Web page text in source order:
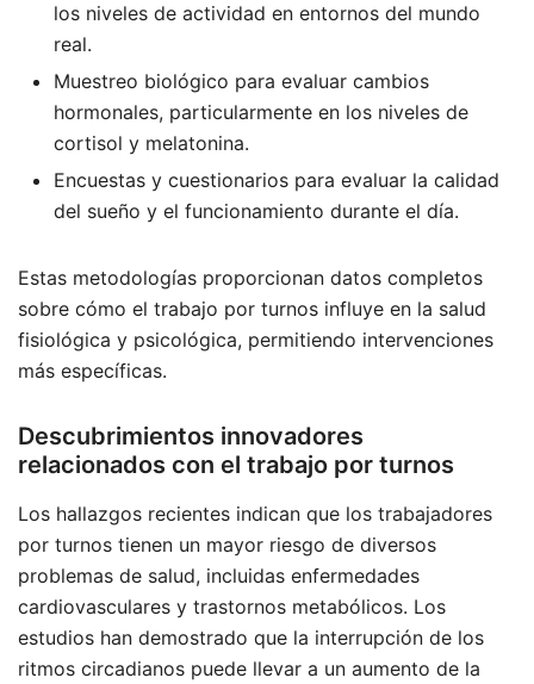
los niveles de actividad en entornos del mundo
real.
Muestreo biológico para evaluar cambios
hormonales, particularmente en los niveles de
cortisol y melatonina.
Encuestas y cuestionarios para evaluar la calidad
del sueño y el funcionamiento durante el día.
Estas metodologías proporcionan datos completos
sobre cómo el trabajo por turnos influye en la salud
fisiológica y psicológica, permitiendo intervenciones
más específicas.
Descubrimientos innovadores
relacionados con el trabajo por turnos
Los hallazgos recientes indican que los trabajadores
por turnos tienen un mayor riesgo de diversos
problemas de salud, incluidas enfermedades
cardiovasculares y trastornos metabólicos. Los
estudios han demostrado que la interrupción de los
ritmos circadianos puede llevar a un aumento de la